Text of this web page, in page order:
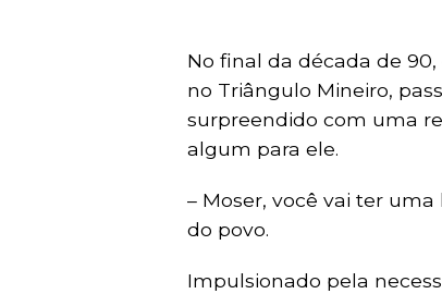
No final da década de
no Triângulo Mineiro,
surpreendido com uma
algum para ele.
– Moser, você vai ter
do povo.
Impulsionado pela